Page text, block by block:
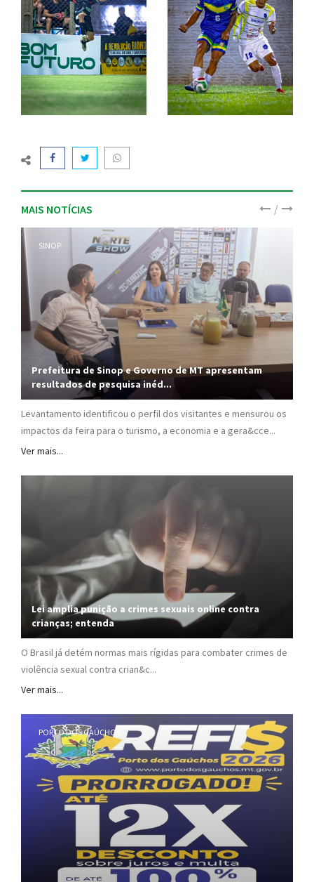
MAIS NOTÍCIAS /
SINOP
Prefeitura de Sinop e Governo de MT apresentam
resultados de pesquisa inéd...
Levantamento identificou o perfil dos visitantes e mensurou os
impactos da feira para o turismo, a economia e a gera&cce...
Ver mais...
Lei amplia punição a crimes sexuais online contra
crianças; entenda
O Brasil já detém normas mais rígidas para combater crimes de
violência sexual contra crian&c...
Ver mais...
PORTO DOS GAÚCHOS